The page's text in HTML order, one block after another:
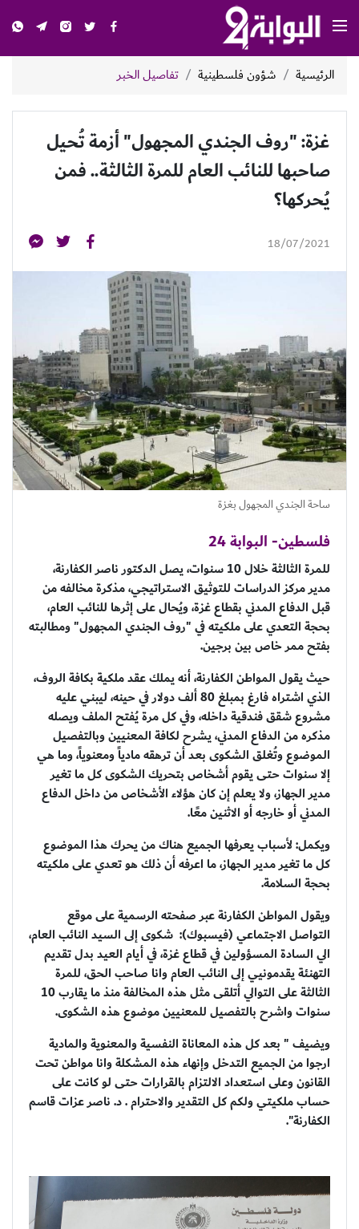
الرئيسية شؤون فلسطينية تفاصيل الخبر
غزة: "روف الجندي المجهول" أزمة تُحيل
صاحبها للنائب العام للمرة الثالثة.. فمن
يُحركها؟
18/07/2021
ساحة الجندي المجهول بغزة
فلسطين- البوابة 24
للمرة الثالثة خلال 10 سنوات، يصل الدكتور ناصر الكفارنة،
مدير مركز الدراسات للتوثيق الاستراتيجي، مذكرة مخالفه من
قبل الدفاع المدني بقطاع غزة، ويُحال على إثرها للنائب العام،
بحجة التعدي على ملكيته في "روف الجندي المجهول" ومطالبته
بفتح ممر خاص بين برجين.
حيث يقول المواطن الكفارنة، أنه يملك عقد ملكية بكافة الروف،
الذي اشتراه فارغ بمبلغ 80 ألف دولار في حينه، ليبني عليه
مشروع شقق فندقية داخله، وفي كل مرة يُفتح الملف ويصله
مذكره من الدفاع المدني، يشرح لكافة المعنيين وبالتفصيل
الموضوع وتُغلق الشكوى بعد أن ترهقه مادياً ومعنوياً، وما هي
إلا سنوات حتى يقوم أشخاص بتحريك الشكوى كل ما تغير
مدير الجهاز، ولا يعلم إن كان هؤلاء الأشخاص من داخل الدفاع
المدني أو خارجه أو الاثنين معًا.
ويكمل: لأسباب يعرفها الجميع هناك من يحرك هذا الموضوع
كل ما تغير مدير الجهاز، ما اعرفه أن ذلك هو تعدي على ملكيته
بحجة السلامة.
ويقول المواطن الكفارنة عبر صفحته الرسمية على موقع
التواصل الاجتماعي (فيسبوك): شكوى إلى السيد النائب العام،
الي السادة المسؤولين في قطاع غزة، في أيام العيد بدل تقديم
التهنئة يقدمونيي إلى النائب العام وانا صاحب الحق، للمرة
الثالثة على التوالي أتلقى مثل هذه المخالفة منذ ما يقارب 10
سنوات واشرح بالتفصيل للمعنيين موضوع هذه الشكوى.
ويضيف " بعد كل هذه المعاناة النفسية والمعنوية والمادية
ارجوا من الجميع التدخل وإنهاء هذه المشكلة وانا مواطن تحت
القانون وعلى استعداد الالتزام بالقرارات حتى لو كانت على
حساب ملكيتي ولكم كل التقدير والاحترام . د. ناصر عزات قاسم
الكفارنة".